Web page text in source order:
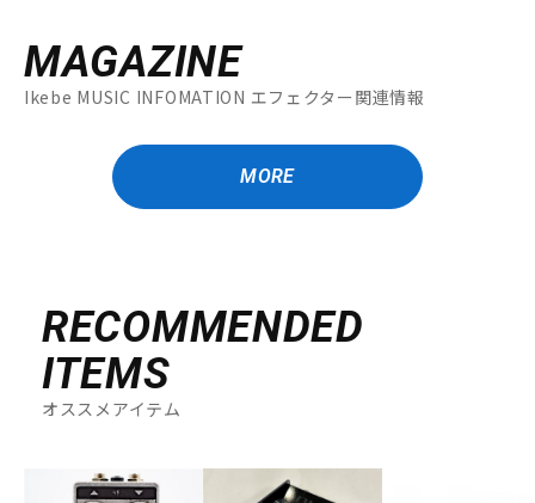
MAGAZINE
Ikebe MUSIC INFOMATION エフェクター関連情報
MORE
RECOMMENDED
ITEMS
オススメアイテム